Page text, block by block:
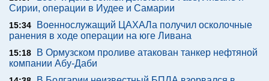
Сирии, операции в Иудее и Самарии
15:34
Военнослужащий ЦАХАЛа получил осколочные
ранения в ходе операции на юге Ливана
15:18
В Ормузском проливе атакован танкер нефтяной
компании Абу-Даби